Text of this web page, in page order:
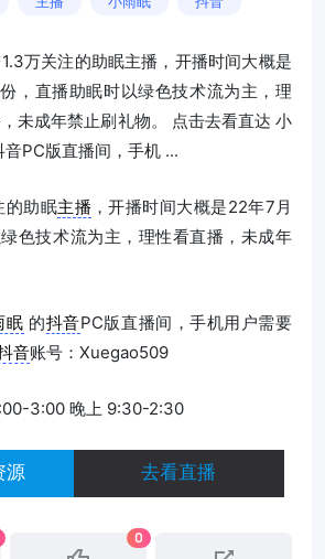
万关注的助眠主播，开播时间大概是
，直播助眠时以绿色技术流为主，理
未成年禁止刷礼物。 点击去看直达 小
音PC版直播间，手机 ...
的助眠主播，开播时间大概是22年7月
色技术流为主，理性看直播，未成年
眠 的抖音PC版直播间，手机用户需要
音账号：Xuegao509
3:00 晚上 9:30-2:30
源 去看直播
0